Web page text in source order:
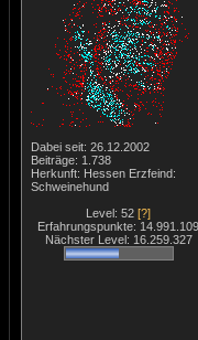
Dabei seit: 26.12.2002
Beiträge: 1.738
Herkunft: Hessen Erzfeind:
Schweinehund
Level: 52 [?]
Erfahrungspunkte: 14.991.109
Nächster Level: 16.259.327